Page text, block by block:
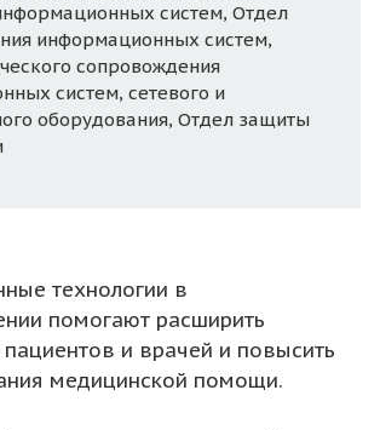
систем, Отдел
информационных систем,
сопровождения
систем, сетевого и
оборудования, Отдел защиты
технологии в
помогают расширить
и врачей и повысить
медицинской помощи.